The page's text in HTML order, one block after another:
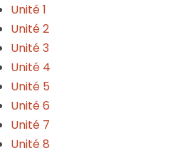
Unité 1
Unité 2
Unité 3
Unité 4
Unité 5
Unité 6
Unité 7
Unité 8